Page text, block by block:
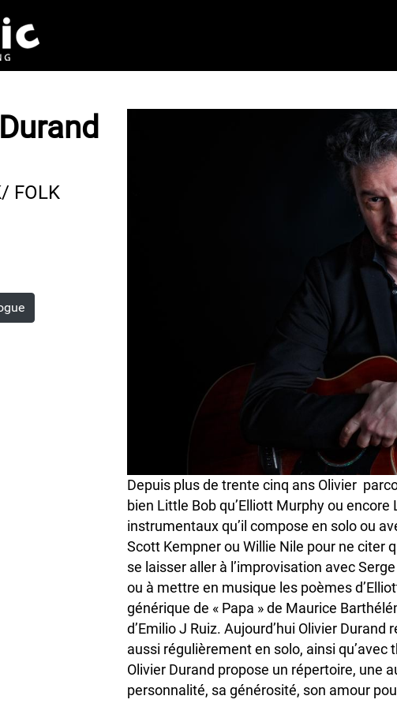
FOLK
Depuis plus de trente cinq ans Olivier
bien Little Bob qu’Elliott Murphy ou
instrumentaux qu’il compose en solo ou
Scott Kempner ou Willie Nile pour ne citer
se laisser aller à l’improvisation avec
ou à mettre en musique les poèmes
générique de « Papa » de Maurice
d’Emilio J Ruiz. Aujourd’hui Olivier
aussi régulièrement en solo, ainsi
Olivier Durand propose un répertoire, une
personnalité, sa générosité, son amour